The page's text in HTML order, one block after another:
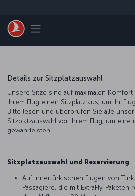
Toggle navigation
Details zur Sitzplatzauswahl
Unsere Sitze sind auf maximalen
Ihrem Flug einen Sitzplatz aus, um Ihr
Bitte lesen und überprüfen Sie alle
Sitzplatzauswahl vor Ihrem Flug, um
gewährleisten.
Sitzplatzauswahl und Reservierung
Auf innertürkischen Flügen von
Passagiere, die mit ExtraFly-Paketen